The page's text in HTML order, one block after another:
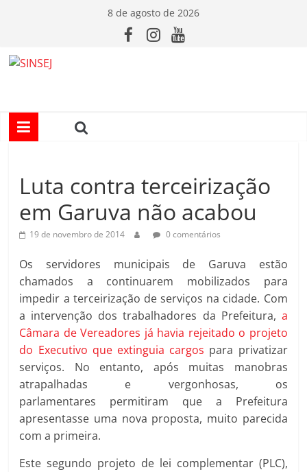
conteúdo
8 de agosto de 2026
I
S
E
Luta contra terceirização
em Garuva não acabou
19 de novembro de 2014 0 comentários
Os servidores municipais de Garuva estão
chamados a continuarem mobilizados para
impedir a terceirização de serviços na cidade. Com
a intervenção dos trabalhadores da Prefeitura, a
Câmara de Vereadores já havia rejeitado o projeto
do Executivo que extinguia cargos para privatizar
serviços. No entanto, após muitas manobras
atrapalhadas e vergonhosas, os
parlamentares permitiram que a Prefeitura
apresentasse uma nova proposta, muito parecida
com a primeira.
Este segundo projeto de lei complementar (PLC),